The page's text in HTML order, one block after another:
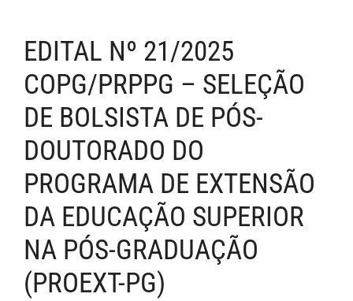
EDITAL Nº 21/2025
COPG/PRPPG – SELEÇÃO
DE BOLSISTA DE PÓS-
DOUTORADO DO
PROGRAMA DE EXTENSÃO
DA EDUCAÇÃO SUPERIOR
NA PÓS-GRADUAÇÃO
(PROEXT-PG)